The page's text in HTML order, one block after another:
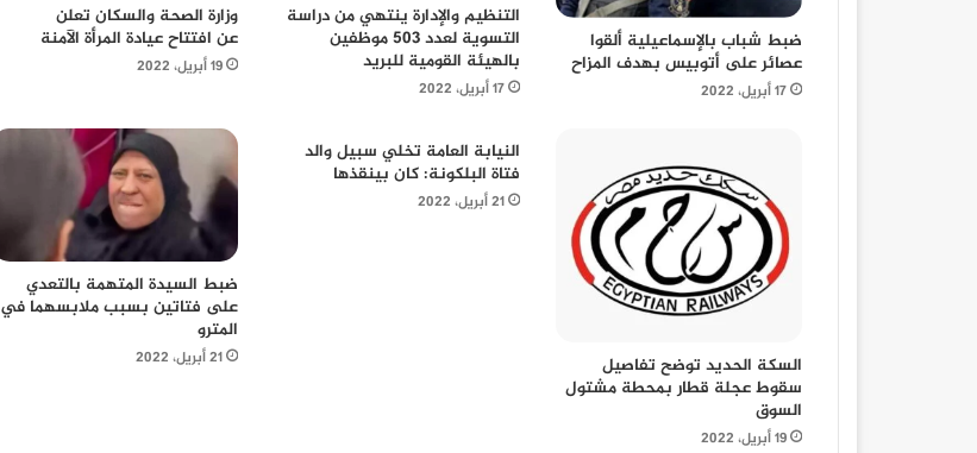
ضبط شباب بالإسماعيلية ألقوا
عصائر على أتوبيس بهدف المزاح
17 أبريل، 2022
التنظيم والإدارة ينتهي من دراسة
التسوية لعدد 503 موظفين
بالهيئة القومية للبريد
17 أبريل، 2022
وزارة الصحة والسكان تعلن
عن افتتاح عيادة المرأة الآمنة
19 أبريل، 2022
السكة الحديد توضح تفاصيل
سقوط عجلة قطار بمحطة مشتول
السوق
19 أبريل، 2022
النيابة العامة تخلي سبيل والد
فتاة البلكونة: كان بينقذها
21 أبريل، 2022
ضبط السيدة المتهمة بالتعدي
على فتاتين بسبب ملابسهما في
المترو
21 أبريل، 2022